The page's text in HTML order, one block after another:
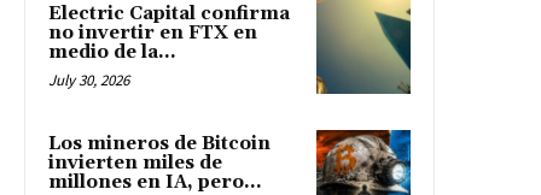
Electric Capital confirma
no invertir en FTX en
medio de la...
July 30, 2026
Los mineros de Bitcoin
invierten miles de
millones en IA, pero...